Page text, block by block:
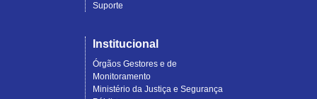
Suporte
Institucional
Órgãos Gestores e de
Monitoramento
Ministério da Justiça e Segurança